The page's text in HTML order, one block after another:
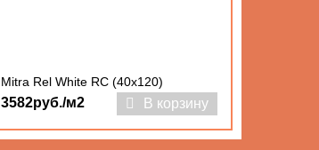
Mitra Rel White RC (40x120)
3582руб./м2 В корзину